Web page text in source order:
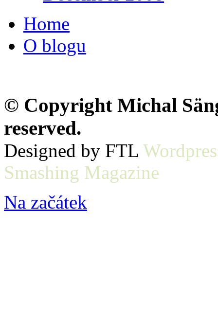
Home
O blogu
© Copyright Michal
reserved.
Designed by FTL
Smashing Magazine
Na začátek